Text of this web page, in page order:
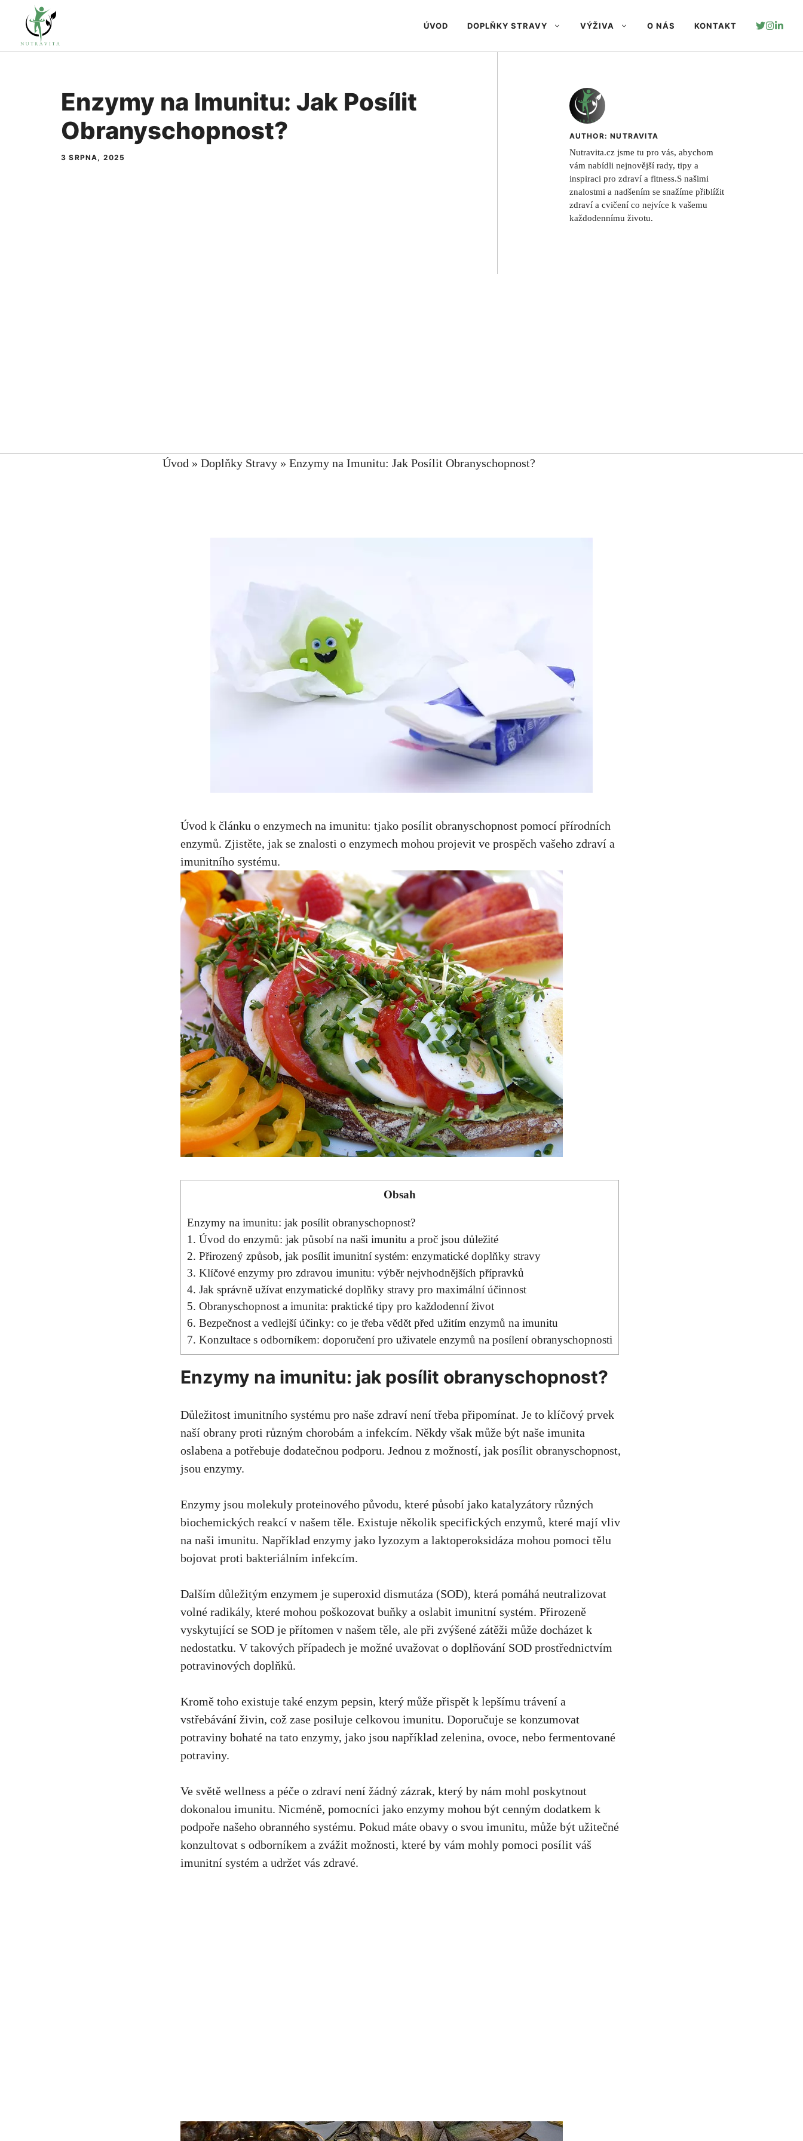
Přeskočit
obsah
ÚVOD DOPLŇKY STRAVY VÝŽIVA O NÁS KONTAKT
Enzymy na Imunitu: Jak Posílit
Obranyschopnost?
3 SRPNA, 2025
AUTHOR: NUTRAVITA
Nutravita.cz jsme tu pro vás, abychom
vám nabídli nejnovější rady, tipy a
inspiraci pro zdraví a fitness.S našimi
znalostmi a nadšením se snažíme přiblížit
zdraví a cvičení co nejvíce k vašemu
každodennímu životu.
Úvod » Doplňky Stravy » Enzymy na Imunitu: Jak Posílit Obranyschopnost?
Úvod k článku o enzymech na imunitu: tjako posílit obranyschopnost pomocí přírodních
enzymů. Zjistěte, jak se znalosti o enzymech mohou projevit ve prospěch vašeho zdraví a
imunitního systému.
Obsah
Enzymy na imunitu: jak posílit obranyschopnost?
1. Úvod do enzymů: jak působí na naši imunitu a proč jsou důležité
2. Přirozený způsob, jak posílit imunitní systém: enzymatické doplňky stravy
3. Klíčové enzymy pro zdravou imunitu: výběr nejvhodnějších přípravků
4. Jak správně užívat enzymatické doplňky stravy pro maximální účinnost
5. Obranyschopnost a imunita: praktické tipy pro každodenní život
6. Bezpečnost a vedlejší účinky: co je třeba vědět před užitím enzymů na imunitu
7. Konzultace s odborníkem: doporučení pro uživatele enzymů na posílení obranyschopnosti
Enzymy na imunitu: jak posílit obranyschopnost?
Důležitost imunitního systému pro naše zdraví není třeba připomínat. Je to klíčový prvek
naší obrany proti různým chorobám a infekcím. Někdy však může být naše imunita
oslabena a potřebuje dodatečnou podporu. Jednou z možností, jak posílit obranyschopnost,
jsou enzymy.
Enzymy jsou molekuly proteinového původu, které působí jako katalyzátory různých
biochemických reakcí v našem těle. Existuje několik specifických enzymů, které mají vliv
na naši imunitu. Například enzymy jako lyzozym a laktoperoksidáza mohou pomoci tělu
bojovat proti bakteriálním infekcím.
Dalším důležitým enzymem je superoxid dismutáza (SOD), která pomáhá neutralizovat
volné radikály, které mohou poškozovat buňky a oslabit imunitní systém. Přirozeně
vyskytující se SOD je přítomen v našem těle, ale při zvýšené zátěži může docházet k
nedostatku. V takových případech je možné uvažovat o doplňování SOD prostřednictvím
potravinových doplňků.
Kromě toho existuje také enzym pepsin, který může přispět k lepšímu trávení a
vstřebávání živin, což zase posiluje celkovou imunitu. Doporučuje se konzumovat
potraviny bohaté na tato enzymy, jako jsou například zelenina, ovoce, nebo fermentované
potraviny.
Ve světě wellness a péče o zdraví není žádný zázrak, který by nám mohl poskytnout
dokonalou imunitu. Nicméně, pomocníci jako enzymy mohou být cenným dodatkem k
podpoře našeho obranného systému. Pokud máte obavy o svou imunitu, může být užitečné
konzultovat s odborníkem a zvážit možnosti, které by vám mohly pomoci posílit váš
imunitní systém a udržet vás zdravé.